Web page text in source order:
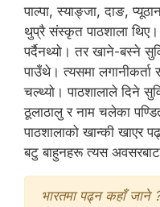
पाल्पा, स्याङ्जा, दाङ,
थुप्रै संस्कृत पाठशाला थिए।
पर्दैनथ्यो। तर खाने-बस्ने
पाउँथे। त्यसमा
चल्थ्यो। पाठशालाले दिने
ठूलाठालु र नाम चलेका
पाठशालाको खान्की खाएर
बटु बाहुनहरू त्यस
भारतमा पढ्न कहाँ जाने